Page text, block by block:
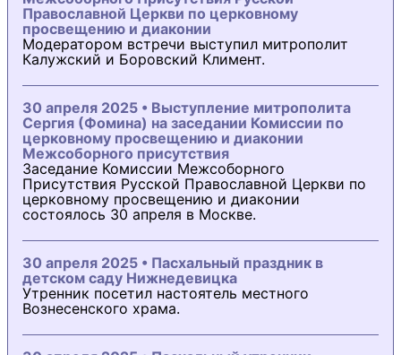
Православной Церкви по церковному
просвещению и диаконии
Модератором встречи выступил митрополит
Калужский и Боровский Климент.
30 апреля 2025 • Выступление митрополита
Сергия (Фомина) на заседании Комиссии по
церковному просвещению и диаконии
Межсоборного присутствия
Заседание Комиссии Межсоборного
Присутствия Русской Православной Церкви по
церковному просвещению и диаконии
состоялось 30 апреля в Москве.
30 апреля 2025 • Пасхальный праздник в
детском саду Нижнедевицка
Утренник посетил настоятель местного
Вознесенского храма.